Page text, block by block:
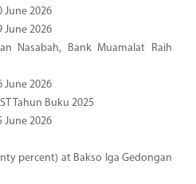
June 2026
June 2026
Nasabah, Bank Muamalat Raih
June 2026
Tahun Buku 2025
June 2026
percent) at Bakso Iga Gedongan